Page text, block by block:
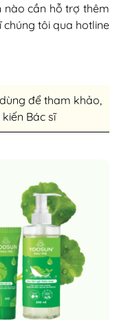
nào cần hỗ trợ thêm
chúng tôi qua hotline
để tham khảo,
Bác sĩ